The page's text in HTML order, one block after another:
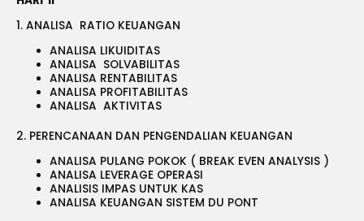
1. ANALISA RATIO KEUANGAN
ANALISA LIKUIDITAS
ANALISA SOLVABILITAS
ANALISA RENTABILITAS
ANALISA PROFITABILITAS
ANALISA AKTIVITAS
2. PERENCANAAN DAN PENGENDALIAN KEUANGAN
ANALISA PULANG POKOK ( BREAK EVEN ANALYSIS )
ANALISA LEVERAGE OPERASI
ANALISIS IMPAS UNTUK KAS
ANALISA KEUANGAN SISTEM DU PONT